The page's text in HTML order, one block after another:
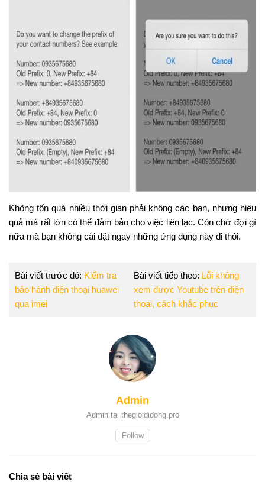
Không tốn quá nhiều thời gian phải không các bạn, nhưng hiệu
quả mà rất lớn có thể đảm bảo cho việc liên lạc. Còn chờ đợi gì
nữa mà bạn không cài đặt ngay những ứng dụng này đi thôi.
Bài viết trước đó: Kiểm tra
bảo hành điện thoại huawei
qua imei
Bài viết tiếp theo: Lỗi không
xem được Youtube trên điện
thoại, cách khắc phục
Admin
Admin tại thegioididong.pro
Follow
Chia sẻ bài viết